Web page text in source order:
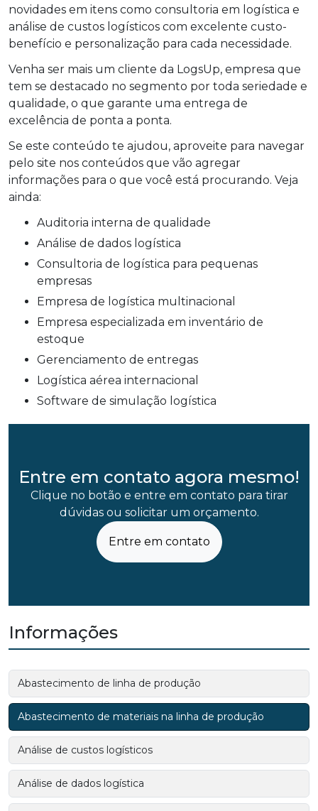
novidades em itens como consultoria em logística e
análise de custos logísticos com excelente custo-
benefício e personalização para cada necessidade.
Venha ser mais um cliente da LogsUp, empresa que
tem se destacado no segmento por toda seriedade e
qualidade, o que garante uma entrega de
excelência de ponta a ponta.
Se este conteúdo te ajudou, aproveite para navegar
pelo site nos conteúdos que vão agregar
informações para o que você está procurando. Veja
ainda:
auditoria interna de qualidade
análise de dados logística
consultoria de logística para pequenas
empresas
empresa de logística multinacional
empresa especializada em inventário de
estoque
gerenciamento de entregas
logística aérea internacional
software de simulação logística
Entre em contato agora mesmo!
Clique no botão e entre em contato para tirar
dúvidas ou solicitar um orçamento.
Entre em contato
Informações
Abastecimento de linha de produção
Abastecimento de materiais na linha de produção
Análise de custos logísticos
Análise de dados logística